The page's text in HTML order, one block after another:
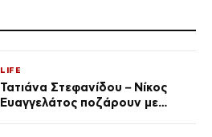
LIFE
Τατιάνα Στεφανίδου – Νίκος
Ευαγγελάτος ποζάρουν με